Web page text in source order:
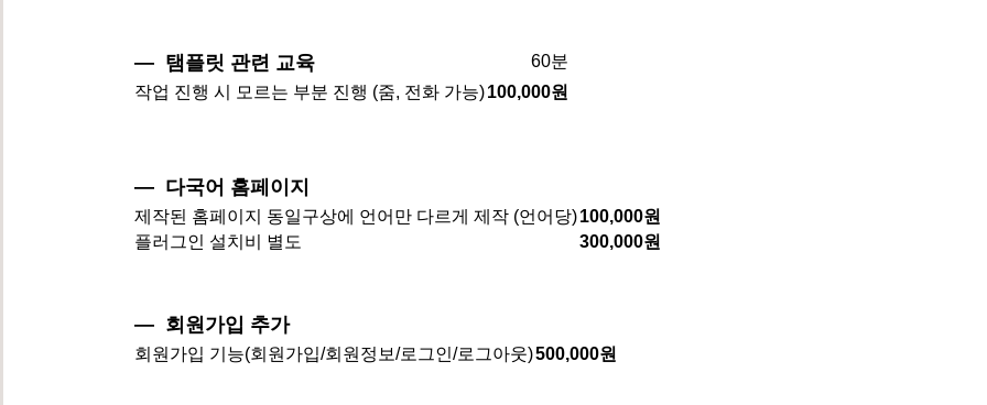
― 탬플릿 관련 교육
60분
작업 진행 시 모르는 부분 진행 (줌, 전화 가능)100,000원
― 다국어 홈페이지
제작된 홈페이지 동일구상에 언어만 다르게 제작 (언어당)100,000원
플러그인 설치비 별도
300,000원
― 회원가입 추가
회원가입 기능(회원가입/회원정보/로그인/로그아웃)500,000원